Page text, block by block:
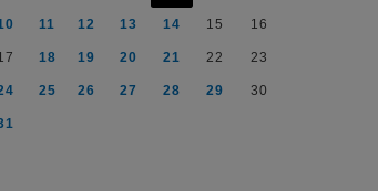
11 12 13 14 15 16
18 19 20 21 22 23
25 26 27 28 29 30